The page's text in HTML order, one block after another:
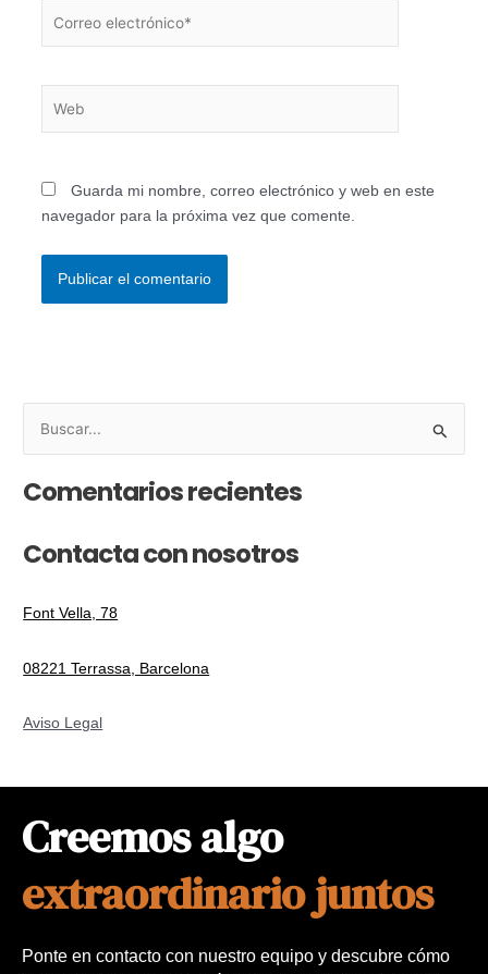
electrónico*
Guarda mi nombre, correo electrónico y web en este
navegador para la próxima vez que comente.
s
a
p
r
Comentarios recientes
Contacta con nosotros
Font Vella, 78
08221 Terrassa, Barcelona
Aviso Legal
Creemos algo
extraordinario juntos
Ponte en contacto con nuestro equipo y descubre cómo